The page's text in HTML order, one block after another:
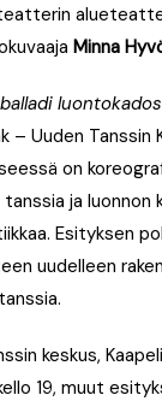
Minna
– Uuden Tanssin
on
ja luonnon
Esityksen
uudelleen
keskus,
19, muut